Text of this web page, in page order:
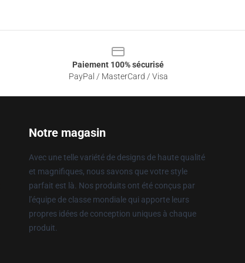
Paiement 100% sécurisé
PayPal / MasterCard / Visa
Notre magasin
Avec une telle variété de designs de haute qualité
et magnifiques, nous savons que votre style
parfait est là. Nos produits ont été conçus par
l'équipe de classe mondiale qui apporte leurs
propres idées de conception uniques à chaque
produit.